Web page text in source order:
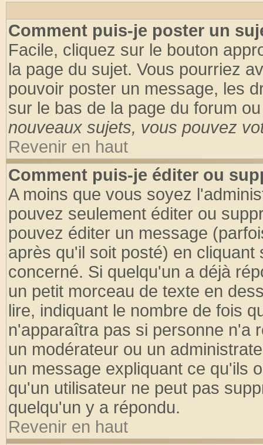
Comment puis-je poster un
Facile, cliquez sur le bouton
la page du sujet. Vous pourriez
pouvoir poster un message, les
sur le bas de la page du forum
nouveaux sujets, vous pouvez
Revenir en haut
Comment puis-je éditer ou
A moins que vous soyez
pouvez seulement éditer ou
pouvez éditer un message
après qu'il soit posté) en
concerné. Si quelqu'un a déjà
un petit morceau de texte en
lire, indiquant le nombre de fois
n'apparaîtra pas si personne n'a
un modérateur ou un
un message expliquant ce qu'ils
qu'un utilisateur ne peut pas
quelqu'un y a répondu.
Revenir en haut